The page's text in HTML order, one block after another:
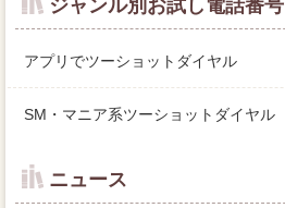
ジャンル別お試し電話番号
アプリでツーショットダイヤル
SM・マニア系ツーショットダイヤル
ニュース